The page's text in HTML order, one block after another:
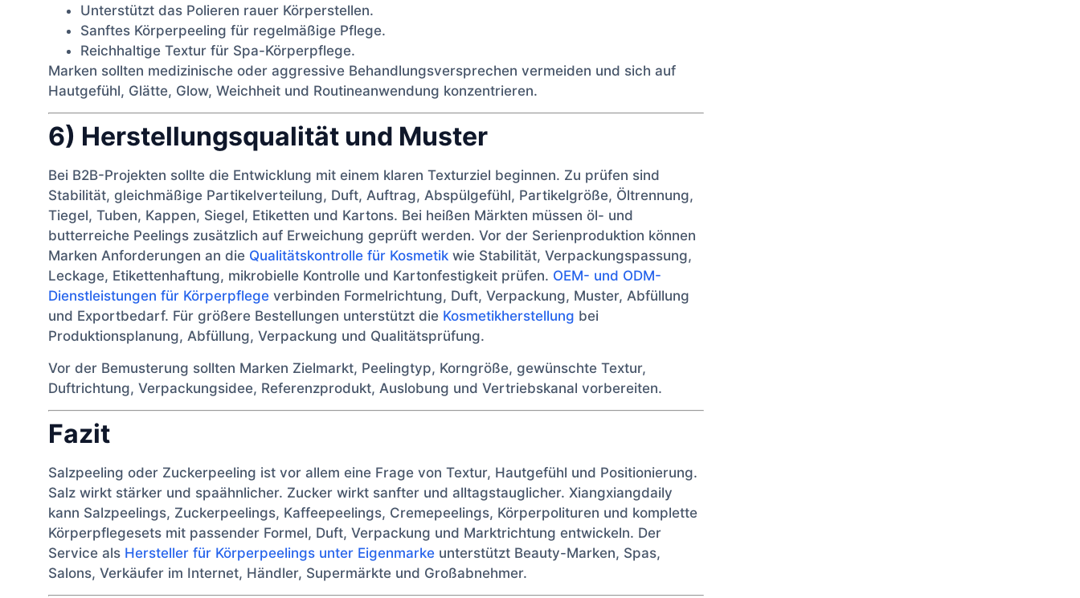
Unterstützt das Polieren rauer Körperstellen.
Sanftes Körperpeeling für regelmäßige Pflege.
Reichhaltige Textur für Spa-Körperpflege.
Marken sollten medizinische oder aggressive Behandlungsversprechen vermeiden und sich auf
Hautgefühl, Glätte, Glow, Weichheit und Routineanwendung konzentrieren.
6) Herstellungsqualität und Muster
Bei B2B-Projekten sollte die Entwicklung mit einem klaren Texturziel beginnen. Zu prüfen sind
Stabilität, gleichmäßige Partikelverteilung, Duft, Auftrag, Abspülgefühl, Partikelgröße, Öltrennung,
Tiegel, Tuben, Kappen, Siegel, Etiketten und Kartons. Bei heißen Märkten müssen öl- und
butterreiche Peelings zusätzlich auf Erweichung geprüft werden. Vor der Serienproduktion können
Marken Anforderungen an die Qualitätskontrolle für Kosmetik wie Stabilität, Verpackungspassung,
Leckage, Etikettenhaftung, mikrobielle Kontrolle und Kartonfestigkeit prüfen. OEM- und ODM-
Dienstleistungen für Körperpflege verbinden Formelrichtung, Duft, Verpackung, Muster, Abfüllung
und Exportbedarf. Für größere Bestellungen unterstützt die Kosmetikherstellung bei
Produktionsplanung, Abfüllung, Verpackung und Qualitätsprüfung.
Vor der Bemusterung sollten Marken Zielmarkt, Peelingtyp, Korngröße, gewünschte Textur,
Duftrichtung, Verpackungsidee, Referenzprodukt, Auslobung und Vertriebskanal vorbereiten.
Fazit
Salzpeeling oder Zuckerpeeling ist vor allem eine Frage von Textur, Hautgefühl und Positionierung.
Salz wirkt stärker und spaähnlicher. Zucker wirkt sanfter und alltagstauglicher. Xiangxiangdaily
kann Salzpeelings, Zuckerpeelings, Kaffeepeelings, Cremepeelings, Körperpolituren und komplette
Körperpflegesets mit passender Formel, Duft, Verpackung und Marktrichtung entwickeln. Der
Service als Hersteller für Körperpeelings unter Eigenmarke unterstützt Beauty-Marken, Spas,
Salons, Verkäufer im Internet, Händler, Supermärkte und Großabnehmer.